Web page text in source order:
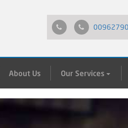
About Us Our Services